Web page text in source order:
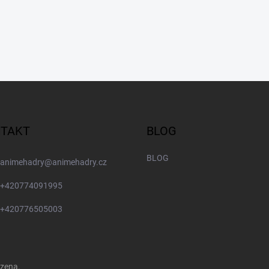
animehadry@animehadry.cz
+420774091995
+420776505003
BLOG
BLOG